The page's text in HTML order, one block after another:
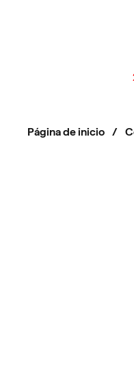
Página de inicio /